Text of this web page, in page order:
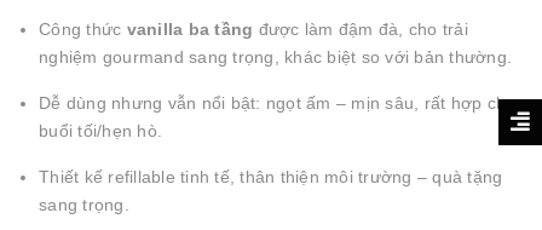
Công thức vanilla ba tầng được làm đậm đà, cho trải
nghiệm gourmand sang trọng, khác biệt so với bản thường.
Dễ dùng nhưng vẫn nổi bật: ngọt ấm – mịn sâu, rất hợp cho
buổi tối/hẹn hò.
Thiết kế refillable tinh tế, thân thiện môi trường – quà tặng
sang trọng.